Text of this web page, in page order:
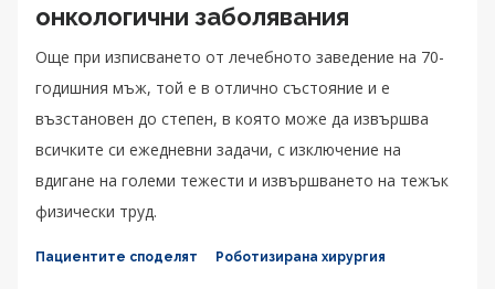
онкологични заболявания
Още при изписването от лечебното заведение на 70-
годишния мъж, той е в отлично състояние и е
възстановен до степен, в която може да извършва
всичките си ежедневни задачи, с изключение на
вдигане на големи тежести и извършването на тежък
физически труд.
Пациентите споделят Роботизирана хирургия